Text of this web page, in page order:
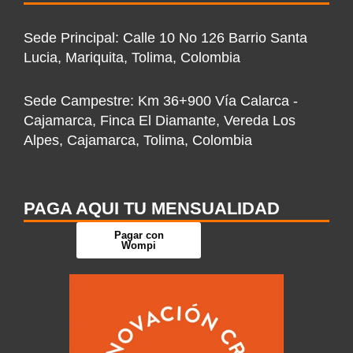
f
i
n
Sede Principal: Calle 10 No 126 Barrio Santa
Lucia, Mariquita, Tolima, Colombia
Sede Campestre: Km 36+900 Vía Calarca -
Cajamarca, Finca El Diamante, Vereda Los
Alpes, Cajamarca, Tolima, Colombia
PAGA AQUI TU MENSUALIDAD
Pagar con
Wompi